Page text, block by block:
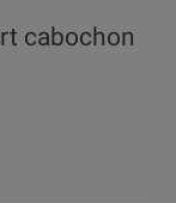
cabochon